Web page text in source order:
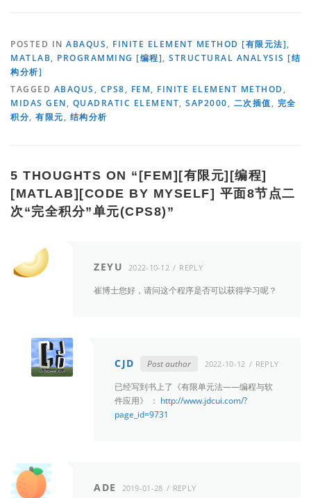
POSTED IN ABAQUS, FINITE ELEMENT METHOD [有限元法],
MATLAB, PROGRAMMING [编程], STRUCTURAL ANALYSIS [结
构分析]
TAGGED ABAQUS , CPS8, FEM, FINITE ELEMENT METHOD ,
MIDAS GEN, QUADRATIC ELEMENT, SAP2000, 二次插值, 完全
积分, 有限元, 结构分析
5 THOUGHTS ON “ [FEM][有限元][编程]
[MATLAB][CODE BY MYSELF] 平面8节点二
次“完全积分”单元(CPS8) ”
ZEYU 2022-10-12 REPLY
崔博士您好，请问这个程序是否可以获得学习呢？
CJD Post author 2022-10-12 REPLY
已经写到书上了《有限单元法——编程与软
件应用》 ： http://www.jdcui.com/?
page_id=9731
ADE 2019-01-28 REPLY